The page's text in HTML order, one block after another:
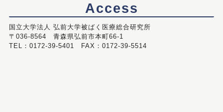
Access
国立大学法人 弘前大学被ばく医療総合研究所
〒036-8564 青森県弘前市本町66-1
TEL：0172-39-5401 FAX：0172-39-5514